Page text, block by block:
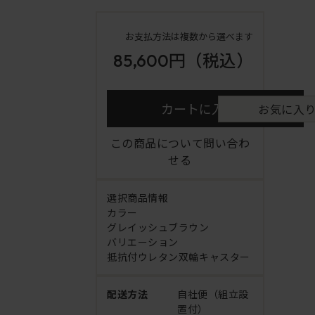
お支払方法は複数から選べます
85,600円 （税込）
カートに入れる お気に入
この商品について問い合わ
せる
選択商品情報
カラー
グレイッシュブラウン
バリエーション
抵抗付ウレタン双輪キャスター
配送方法
自社便（組立設
置付）